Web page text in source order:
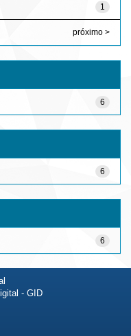
1
próximo >
6
6
6
- GID